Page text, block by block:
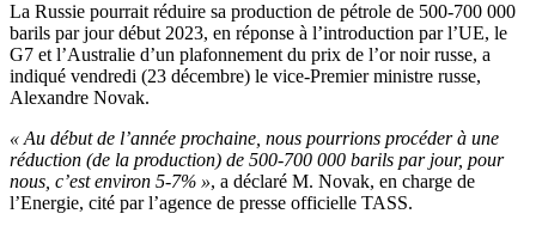
La Russie pourrait réduire sa production de pétrole de 500-700 000
barils par jour début 2023, en réponse à l’introduction par l’UE, le
G7 et l’Australie d’un plafonnement du prix de l’or noir russe, a
indiqué vendredi (23 décembre) le vice-Premier ministre russe,
Alexandre Novak.
« Au début de l’année prochaine, nous pourrions procéder à une
réduction (de la production) de 500-700 000 barils par jour, pour
nous, c’est environ 5-7% », a déclaré M. Novak, en charge de
l’Energie, cité par l’agence de presse officielle TASS.